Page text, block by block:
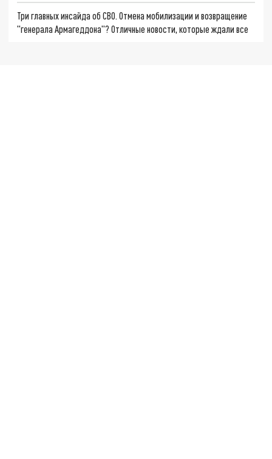
Три главных инсайда об СВО. Отмена мобилизации и возвращение
"генерала Армагеддона"? Отличные новости, которые ждали все